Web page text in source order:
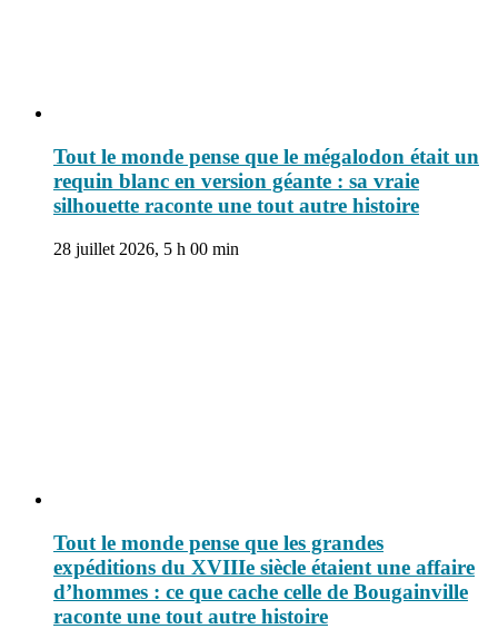
Tout le monde pense que le mégalodon était un
requin blanc en version géante : sa vraie
silhouette raconte une tout autre histoire
28 juillet 2026, 5 h 00 min
Tout le monde pense que les grandes
expéditions du XVIIIe siècle étaient une affaire
d’hommes : ce que cache celle de Bougainville
raconte une tout autre histoire